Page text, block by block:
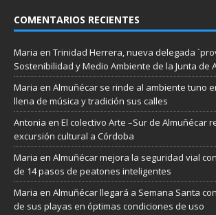
COMENTARIOS RECIENTES
Maria en Trinidad Herrera, nueva delegada
Sostenibilidad y Medio Ambiente de la Junta de
Maria en Almuñécar se rinde al ambiente tuno
llena de música y tradición sus calles
Antonia en El colectivo Arte –Sur de Almuñécar
excursión cultural a Córdoba
Maria en Almuñécar mejora la seguridad vial
de 14 pasos de peatones inteligentes
Maria en Almuñécar llegará a Semana Santa
de sus playas en óptimas condiciones de uso